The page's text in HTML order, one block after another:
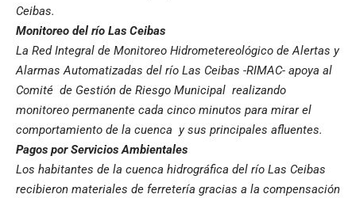
Ceibas.
Monitoreo del río Las Ceibas
La Red Integral de Monitoreo Hidrometereológico de Alertas y
Alarmas Automatizadas del río Las Ceibas -RIMAC- apoya al
Comité de Gestión de Riesgo Municipal realizando
monitoreo permanente cada cinco minutos para mirar el
comportamiento de la cuenca y sus principales afluentes.
Pagos por Servicios Ambientales
Los habitantes de la cuenca hidrográfica del río Las Ceibas
recibieron materiales de ferretería gracias a la compensación